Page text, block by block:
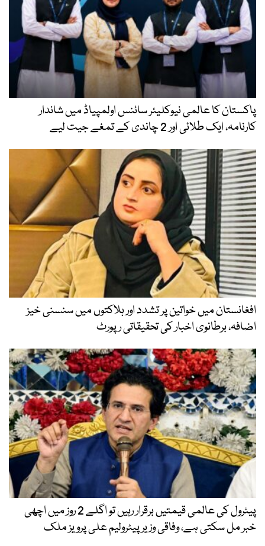
پاکستان کا عالمی نیوکلیئر سائنس اولمپیاڈ میں شاندار
کارنامہ، ایک طلائی اور 2 چاندی کے تمغے جیت لیے
افغانستان میں خواتین پر تشدد اور ہلاکتوں میں سنسنی خیز
اضافہ، برطانوی اخبار کی تحقیقاتی رپورٹ
پیٹرول کی عالمی قیمتیں برقرار رہیں تو اگلے 2 روز میں اچھی
خبر مل سکتی ہے، وفاقی وزیر پیٹرولیم علی پرویز ملک